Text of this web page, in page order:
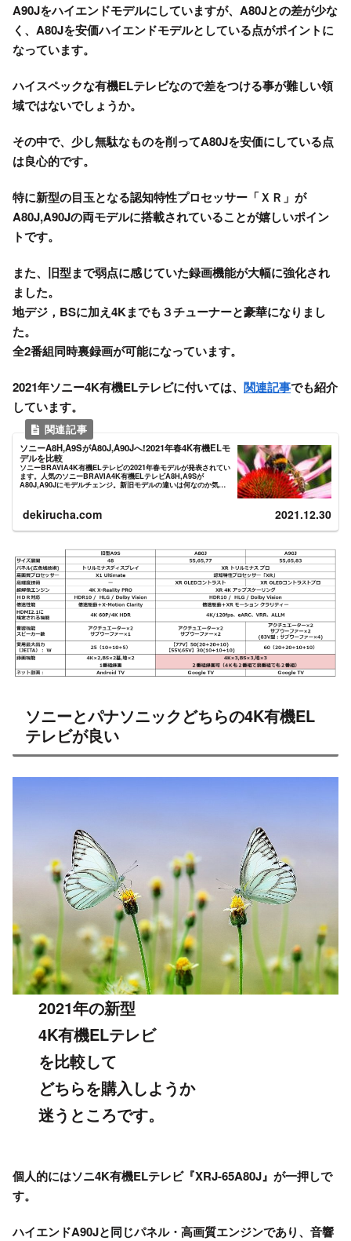
A90Jをハイエンドモデルにしていますが、A80Jとの差が少な
く、A80Jを安価ハイエンドモデルとしている点がポイントに
なっています。
ハイスペックな有機ELテレビなので差をつける事が難しい領
域ではないでしょうか。
その中で、少し無駄なものを削ってA80Jを安価にしている点
は良心的です。
特に新型の目玉となる認知特性プロセッサー「ＸＲ」 が
A80J,A90Jの両モデルに搭載されていることが嬉しいポイン
トです。
また、旧型まで弱点に感じていた録画機能が大幅に強化され
ました。
地デジ，BSに加え4Kまでも３チューナーと豪華になりまし
た。
全2番組同時裏録画が可能になっています。
2021年ソニー4K有機ELテレビに付いては、 関連記事でも紹介
しています。
ソニーA8H,A9SがA80J,A90Jへ!2021年春4K有機ELモ
デルを比較
ソニーBRAVIA4K有機ELテレビの2021年春モデルが発表されてい
ます。人気のソニーBRAVIA4K有機ELテレビA8H,A9Sが
A80J,A90Jにモデルチェンジ。新旧モデルの違いは何なのか気に
dekirucha.com 2021.12.30
ソニーとパナソニックどちらの4K有機EL
テレビが良い
2021年の新型
4K有機ELテレビ
を比較して
どちらを購入しようか
迷うところです。
個人的にはソニ4K有機ELテレビ『XRJ-65A80J』が一押しで
す。
ハイエンドA90Jと同じパネル・高画質エンジンであり、音響